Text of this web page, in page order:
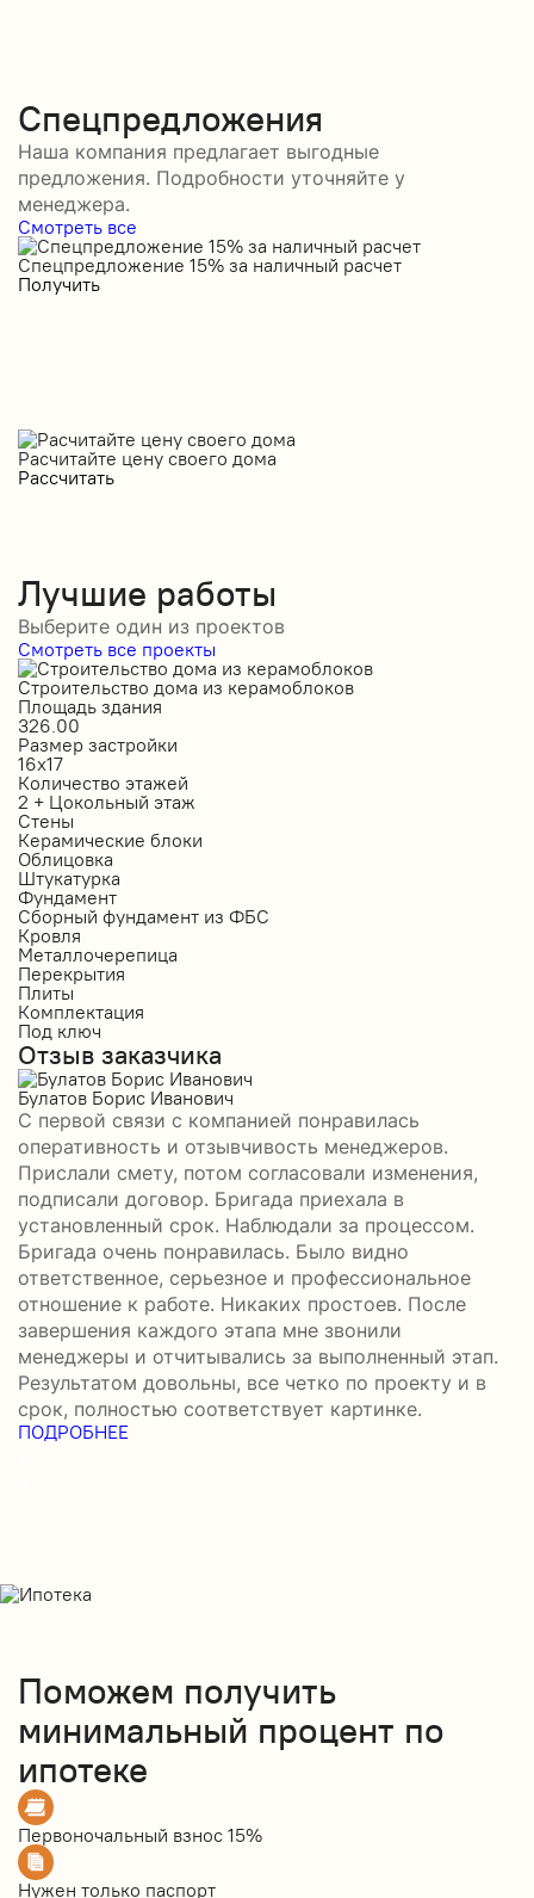
Спецпредложения
Наша компания предлагает выгодные
предложения. Подробности уточняйте у
менеджера.
Смотреть все
Спецпредложение 15% за наличный расчет
Получить
Расчитайте цену своего дома
Рассчитать
Лучшие работы
Выберите один из проектов
Смотреть все проекты
Строительство дома из керамоблоков
Площадь здания
326.00
Размер застройки
16х17
Количество этажей
2 + Цокольный этаж
Стены
Керамические блоки
Облицовка
Штукатурка
Фундамент
Сборный фундамент из ФБС
Кровля
Металлочерепица
Перекрытия
Плиты
Комплектация
Под ключ
Отзыв заказчика
Булатов Борис Иванович
С первой связи с компанией понравилась
оперативность и отзывчивость менеджеров.
Прислали смету, потом согласовали изменения,
подписали договор. Бригада приехала в
установленный срок. Наблюдали за процессом.
Бригада очень понравилась. Было видно
ответственное, серьезное и профессиональное
отношение к работе. Никаких простоев. После
завершения каждого этапа мне звонили
менеджеры и отчитывались за выполненный этап.
Результатом довольны, все четко по проекту и в
срок, полностью соответствует картинке.
ПОДРОБНЕЕ
Поможем получить
минимальный процент по
ипотеке
Первоночальный взнос 15%
Нужен только паспорт